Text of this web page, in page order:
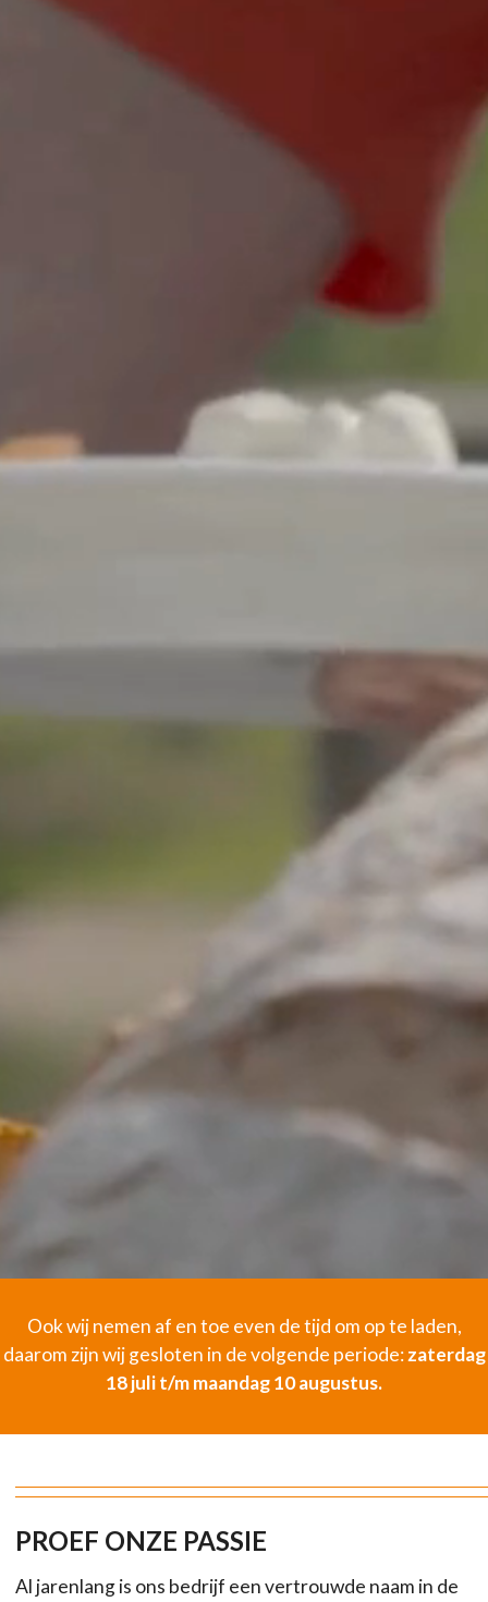
Ook wij nemen af en toe even de tijd om op te laden,
daarom zijn wij gesloten in de volgende periode:zaterdag
18 juli t/m maandag 10 augustus.
PROEF ONZE PASSIE
Al jarenlang is ons bedrijf een vertrouwde naam in de